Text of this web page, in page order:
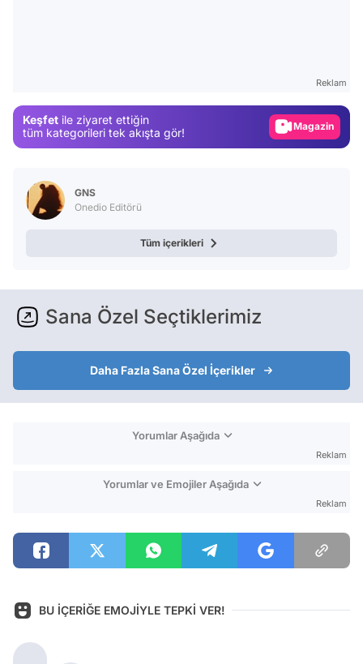
Reklam
Keşfet ile ziyaret ettiğin
tüm kategorileri tek akışta gör!
Magazin
GNS
Onedio Editörü
Tüm içerikleri
Sana Özel Seçtiklerimiz
Daha Fazla Sana Özel İçerikler
Yorumlar Aşağıda
Reklam
Yorumlar ve Emojiler Aşağıda
Reklam
BU İÇERİĞE EMOJİYLE TEPKİ VER!